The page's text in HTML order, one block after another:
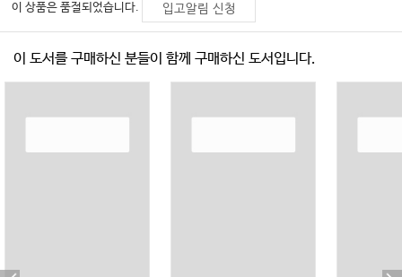
이 상품은 품절되었습니다. 입고알림 신청
이 도서를 구매하신 분들이 함께 구매하신 도서입니다.